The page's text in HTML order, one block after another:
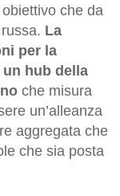
che da
La
per la
un hub della
che misura
un’alleanza
aggregata che
che sia posta